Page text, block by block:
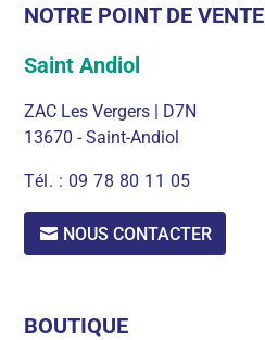
NOTRE POINT DE VENTE
Saint Andiol
ZAC Les Vergers | D7N
13670 - Saint-Andiol
Tél. : 09 78 80 11 05
NOUS CONTACTER
BOUTIQUE